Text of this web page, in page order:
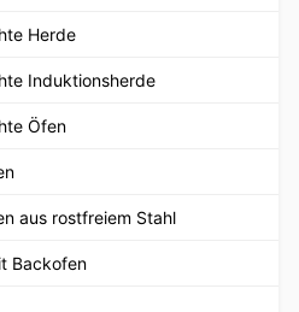
Herde
Induktionsherde
Öfen
aus rostfreiem Stahl
Backofen